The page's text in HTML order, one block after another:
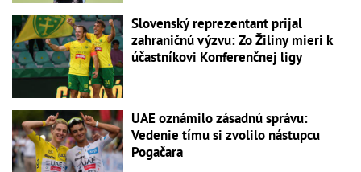
Slovenský reprezentant prijal
zahraničnú výzvu: Zo Žiliny mieri k
účastníkovi Konferenčnej ligy
UAE oznámilo zásadnú správu:
Vedenie tímu si zvolilo nástupcu
Pogačara